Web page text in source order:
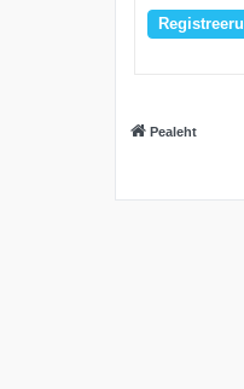
Registreeru
Pealeht